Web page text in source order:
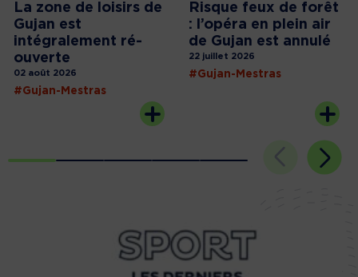
La zone de loisirs de
Gujan est
intégralement ré-
ouverte
02 août 2026
#Gujan-Mestras
Risque feux de forêt
: l’opéra en plein air
de Gujan est annulé
22 juillet 2026
#Gujan-Mestras